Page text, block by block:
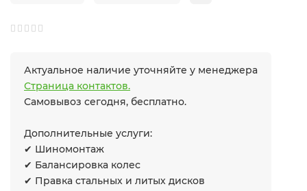
Актуальное наличие уточняйте у менеджера
Страница контактов.
Самовывоз сегодня, бесплатно.
Дополнительные услуги:
✔ Шиномонтаж
✔ Балансировка колес
✔ Правка стальных и литых дисков